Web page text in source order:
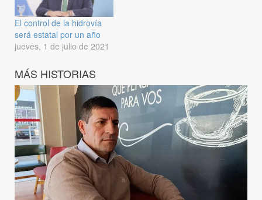
El control de la hidrovía
será estatal por un año
jueves, 1 de julio de 2021
MÁS HISTORIAS